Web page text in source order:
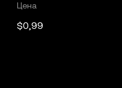
Цена
$0,99